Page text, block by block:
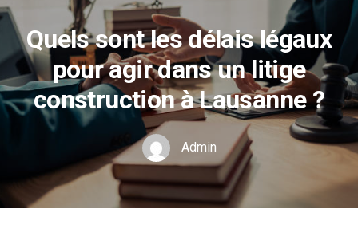
Quels sont les délais légaux
pour agir dans un litige
construction à Lausanne ?
Admin